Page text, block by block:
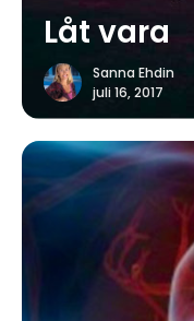
Låt vara
Sanna Ehdin
juli 16, 2017